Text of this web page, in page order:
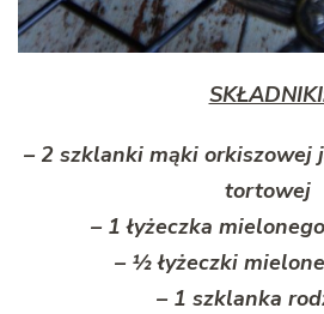
– 2 szklanki mąki orkiszowej
tortowej
– 1 łyżeczka
– ½ łyżeczki
– 1 szklanka